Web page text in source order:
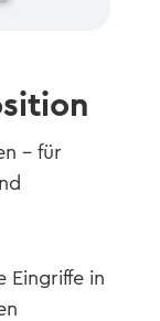
– für
Eingriffe in